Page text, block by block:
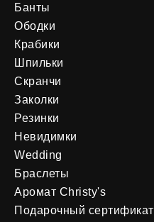
Подарочный сертификат
Аромат Christy's
Браслеты
Wedding
Резинки
Невидимки
Заколки
Скранчи
Шпильки
Крабики
Ободки
Банты